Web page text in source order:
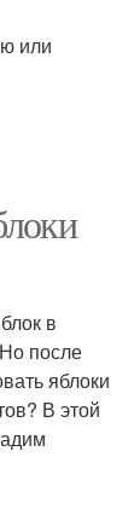
или
в
после
яблоки
В этой